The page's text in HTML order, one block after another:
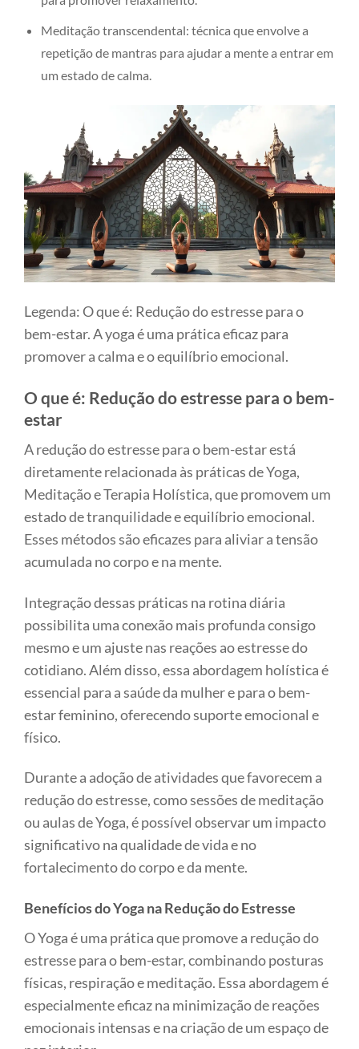
Meditação transcendental: técnica que envolve a
repetição de mantras para ajudar a mente a entrar em
um estado de calma.
Legenda: O que é: Redução do estresse para o
bem-estar. A yoga é uma prática eficaz para
promover a calma e o equilíbrio emocional.
O que é: Redução do estresse para o bem-
estar
A redução do estresse para o bem-estar está
diretamente relacionada às práticas de Yoga,
Meditação e Terapia Holística, que promovem um
estado de tranquilidade e equilíbrio emocional.
Esses métodos são eficazes para aliviar a tensão
acumulada no corpo e na mente.
Integração dessas práticas na rotina diária
possibilita uma conexão mais profunda consigo
mesmo e um ajuste nas reações ao estresse do
cotidiano. Além disso, essa abordagem holística é
essencial para a saúde da mulher e para o bem-
estar feminino, oferecendo suporte emocional e
físico.
Durante a adoção de atividades que favorecem a
redução do estresse, como sessões de meditação
ou aulas de Yoga, é possível observar um impacto
significativo na qualidade de vida e no
fortalecimento do corpo e da mente.
Benefícios do Yoga na Redução do Estresse
O Yoga é uma prática que promove a redução do
estresse para o bem-estar, combinando posturas
físicas, respiração e meditação. Essa abordagem é
especialmente eficaz na minimização de reações
emocionais intensas e na criação de um espaço de